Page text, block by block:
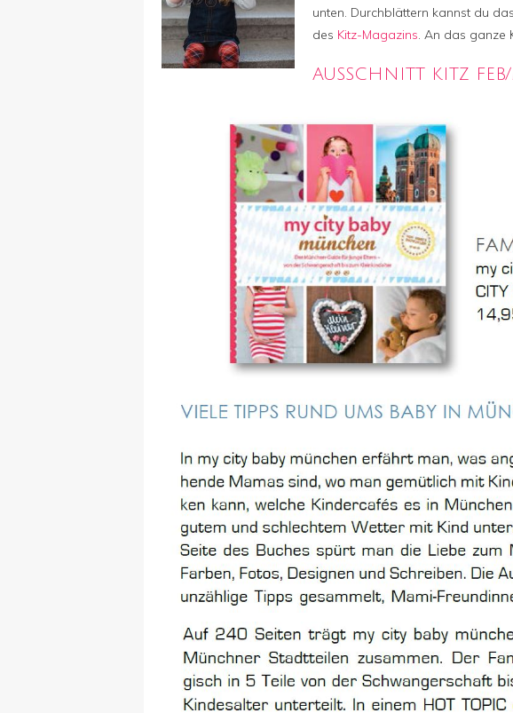
unten. Durchblättern kannst du
des Kitz-Magazins. An das ganze
AUSSCHNITT KITZ